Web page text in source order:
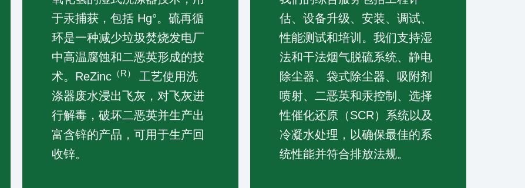
于汞捕获，包括 Hg°。硫再循
环是一种减少垃圾焚烧发电厂
中高温腐蚀和二恶英形成的技
术。ReZinc （R）
工艺使用洗
涤器废水浸出飞灰，对飞灰进
行解毒，破坏二恶英并生产出
富含锌的产品，可用于生产回
收锌。
估、设备升级、安装、调试、
性能测试和培训。我们支持湿
法和干法烟气脱硫系统、静电
除尘器、袋式除尘器、吸附剂
喷射、二恶英和汞控制、选择
性催化还原（SCR）系统以及
冷凝水处理，以确保最佳的系
统性能并符合排放法规。